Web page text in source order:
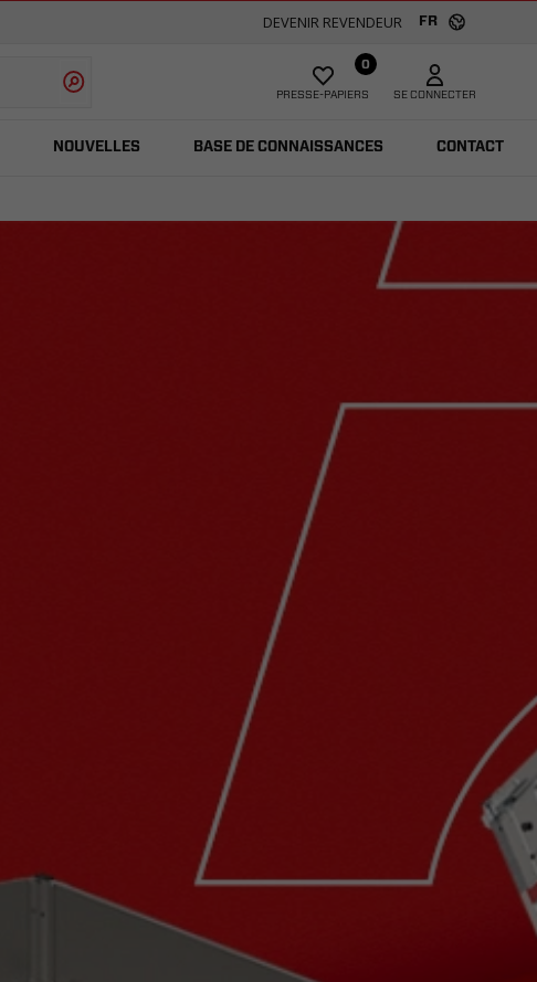
DEVENIR REVENDEUR FR
0
PRESSE-PAPIERS SE CONNECTER
NOUVELLES BASE DE CONNAISSANCES CONTACT